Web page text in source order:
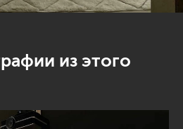
из этого